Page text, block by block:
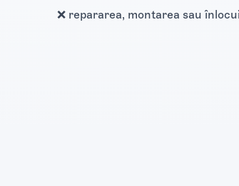
❌ repararea, montarea sau